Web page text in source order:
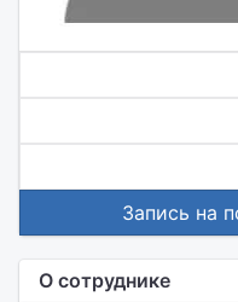
Запись на
О сотруднике